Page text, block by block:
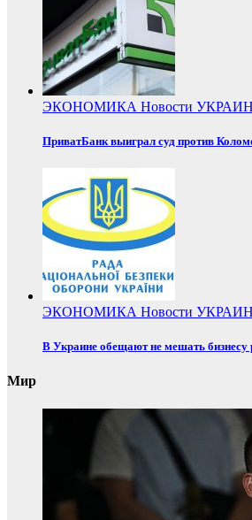
ЭКОНОМИКА Новости
ПриватБанк выиграл суд против
ЭКОНОМИКА Новости
В Украине обещают не мешать бизнесу
Мир